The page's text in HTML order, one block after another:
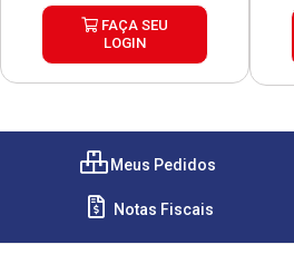
FAÇA SEU
LOGIN
Meus Pedidos
Notas Fiscais